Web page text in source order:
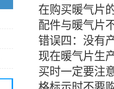
在购买暖气片
配件与暖气片
错误四：没有
现在暖气片生
买时一定要注